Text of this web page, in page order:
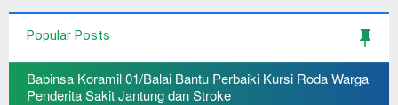
Popular Posts
Babinsa Koramil 01/Balai Bantu Perbaiki Kursi Roda Warga
Penderita Sakit Jantung dan Stroke